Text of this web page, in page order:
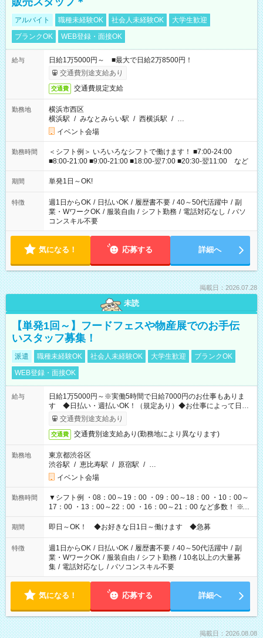
アルバイト 職種未経験OK 社会人未経験OK
大学生歓迎
ブランクOK
WEB登録・面接OK
給与
日給1万5000円～ ■最大で日給2万8500円！
交通費別途支給あり
交通費 交通費規定支給
勤務地
横浜市西区
横浜駅 / みなとみらい駅 / 西横浜駅 / …
イベント会場
勤務時間
＜シフト例＞ いろいろなシフトで働けます！ ■7:00-24:00
■8:00-21:00 ■9:00-21:00 ■18:00-翌7:00 ■20:30-翌11:00 など
期間 単発1日～OK!
特徴 週1日からOK / 日払いOK / 履歴書不要 / 40～50代活躍中 / 副
業・WワークOK / 服装自由 / シフト勤務 / 電話対応なし / パソ
コンスキル不要
気になる！ 応募する 詳細へ
掲載日：2026.07.28
未読
【単発1回～】フードフェスや物産展でのお手伝
いスタッフ募集！
派遣 職種未経験OK 社会人未経験OK 大学生歓迎
ブランクOK
WEB登録・面接OK
給与
日給1万5000円～※実働5時間で日給7000円のお仕事もありま
す ◆日払い・週払いOK！（規定あり）◆お仕事によって日給
も異なります
交通費別途支給あり
交通費 交通費別途支給あり(勤務地により異なります)
勤務地
東京都渋谷区
渋谷駅 / 恵比寿駅 / 原宿駅 / …
イベント会場
勤務時間
▼シフト例 ・08：00～19：00 ・09：00～18：00 ・10：00～
17：00 ・13：00～22：00 ・16：00～21：00 など多数！ ※お
仕事により勤務時間が異なります
期間 即日～OK！ ◆お好きな日1日～働けます ◆急募
特徴 週1日からOK / 日払いOK / 履歴書不要 / 40～50代活躍中 / 副
業・WワークOK / 服装自由 / シフト勤務 / 10名以上の大量募
集 / 電話対応なし / パソコンスキル不要
気になる！ 応募する 詳細へ
掲載日：2026.08.08